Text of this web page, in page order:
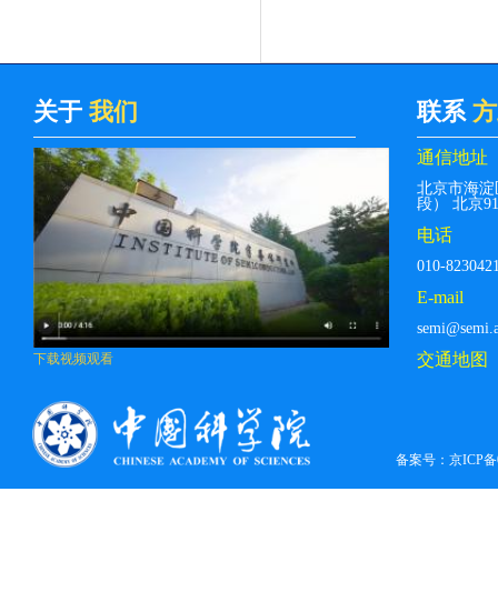
关于 我们
下载视频观看
联系
通信地址
北京市海
段） 北京
电话
010-
E-mail
交通地图
备案号： 京ICP